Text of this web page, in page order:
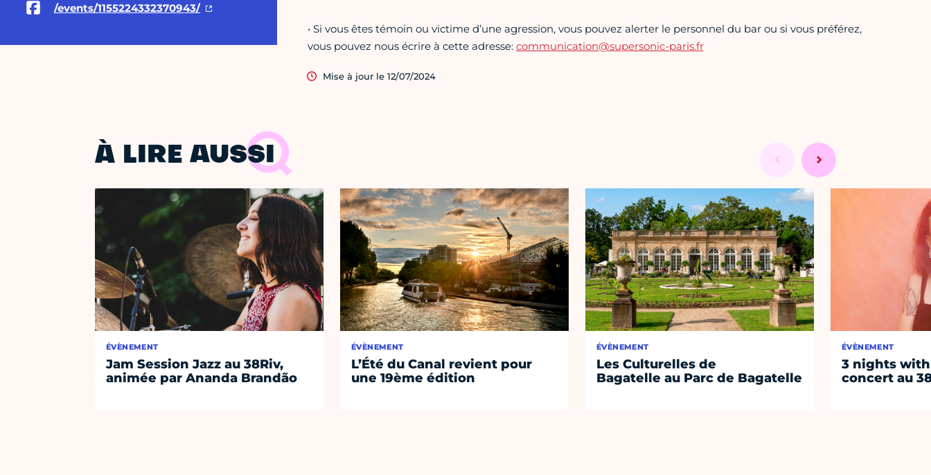
/events/1155224332370943/
• Si vous êtes témoin ou victime d’une agression, vous pouvez alerter le personnel du bar ou si vous préférez,
vous pouvez nous écrire à cette adresse: communication@supersonic-paris.fr
Mise à jour le 12/07/2024
À LIRE AUSSI
ÉVÈNEMENT
Jam Session Jazz au 38Riv,
animée par Ananda Brandão
ÉVÈNEMENT
L’Été du Canal revient pour
une 19ème édition
ÉVÈNEMENT
Les Culturelles de
Bagatelle au Parc de Bagatelle
ÉVÈNEMENT
3 nights with
concert au